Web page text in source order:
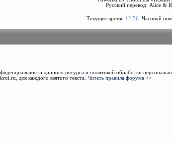
Русский перевод: Alice &
Текущее время: 12:56. Часовой
данного ресурса и политикой обработки
для каждого взятого текста. Читать правила форума >>